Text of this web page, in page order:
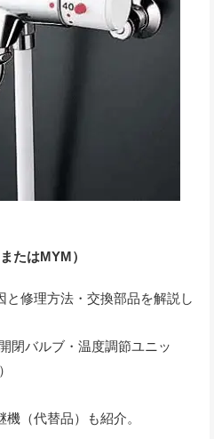
たはMYM）
と修理方法・交換部品を解説し
閉バルブ・温度調節ユニッ
（代替品）も紹介。